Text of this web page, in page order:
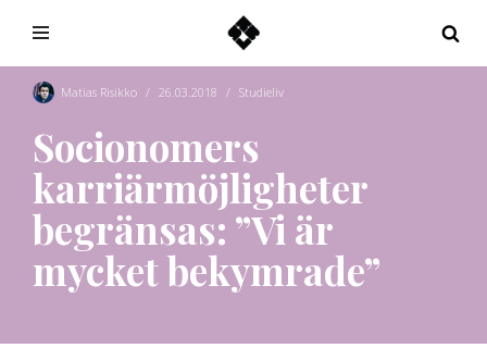
innehåll
Matias Risikko 26.03.2018 Studieliv
Socionomers
karriärmöjligheter
begränsas: ”Vi är
mycket bekymrade”